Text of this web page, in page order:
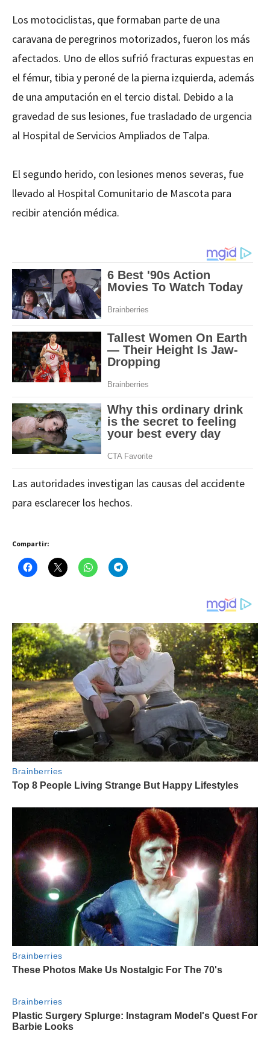
Los motociclistas, que formaban parte de una
caravana de peregrinos motorizados, fueron los más
afectados. Uno de ellos sufrió fracturas expuestas en
el fémur, tibia y peroné de la pierna izquierda, además
de una amputación en el tercio distal. Debido a la
gravedad de sus lesiones, fue trasladado de urgencia
al Hospital de Servicios Ampliados de Talpa.
El segundo herido, con lesiones menos severas, fue
llevado al Hospital Comunitario de Mascota para
recibir atención médica.
Las autoridades investigan las causas del accidente
para esclarecer los hechos.
Compartir: